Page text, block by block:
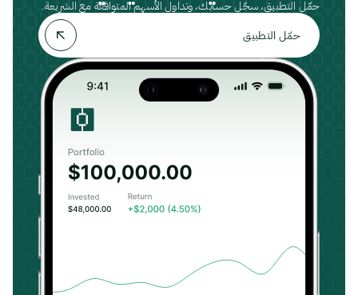
حمّل التطبيق، سجّل حسابك، وتداول الأسهم المتوافقة مع الشريعة.
حمّل التطبيق